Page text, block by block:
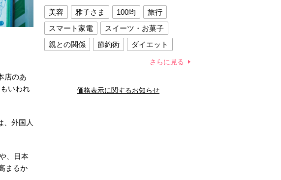
店のあ
いわれ
、外国人
、日本
まるか
美容 雅子さま 100均
旅行
スマート家電
スイーツ・お菓子
親との関係
節約術
ダイエット
夫との関係
新津春子 どか食い
さらに見る
価格表示に関するお知らせ